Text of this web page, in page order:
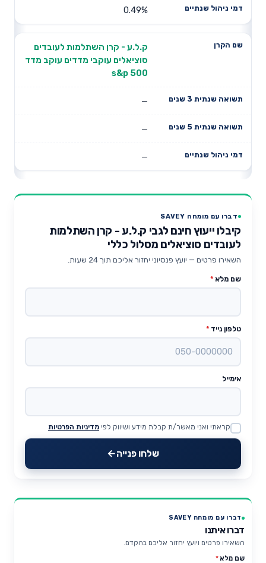
0.49%
ק.ל.ע - קרן השתלמות לעובדים
סוציאלים עוקבי מדדים עוקב מדד
s&p 500
—
—
—
דברו עם מומחה SAVEY
קיבלו ייעוץ חינם לגבי ק.ל.ע - קרן השתלמות
לעובדים סוציאלים מסלול כללי
השאירו פרטים — יועץ פנסיוני יחזור אליכם תוך 24 שעות.
שם מלא *
טלפון נייד *
אימייל
Website
קראתי ואני מאשר/ת קבלת מידע ושיווק לפי מדיניות הפרטיות
שלחו פנייה
דברו עם מומחה SAVEY
דברו איתנו
השאירו פרטים ויועץ יחזור אליכם בהקדם.
שם מלא*